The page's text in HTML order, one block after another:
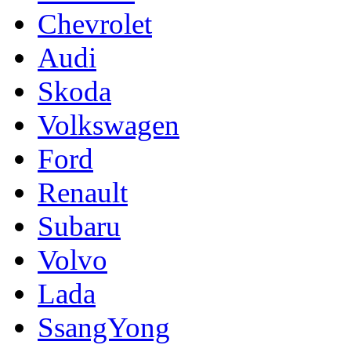
Chevrolet
Audi
Skoda
Volkswagen
Ford
Renault
Subaru
Volvo
Lada
SsangYong